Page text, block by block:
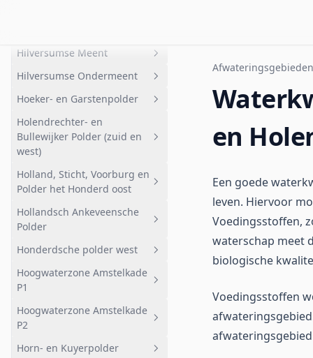
Geheel afwateringsgebied
Nabij Faunapassage
Broekerpolder
Heintjesrakpolder
Hilversumse Meent
Geheel afwateringsgebied
Hilversumse Meent
Hilversumse Ondermeent
Geheel afwateringsgebied
Hilversumse Ondermeent
Hoeker- en Garstenpolder
Geheel afwateringsgebied
Bemalen gebied
Noord
Oost
Holendrechter- en
Bullewijker Polder (zuid en
west)
Geheel afwateringsgebied
Polder (z en w)
Holland, Sticht, Voorburg en
Polder het Honderd oost
Geheel afwateringsgebied
Hollandsch Ankeveensche
Polder
Geheel afwateringsgebied
Bemalen
noord
zuid
Honderdsche polder west
Geheel afwateringsgebied
Hoogwaterzone Amstelkade
P1
Geheel afwateringsgebied
Hoogwaterzone Amstelkade
P2
Geheel afwateringsgebied
Horn- en Kuyerpolder
Afwateringsgebieden
en
Een goede
leven. Hiervoor
Voedingsstoffen,
waterschap meet
biologische
Voedingsstoffen